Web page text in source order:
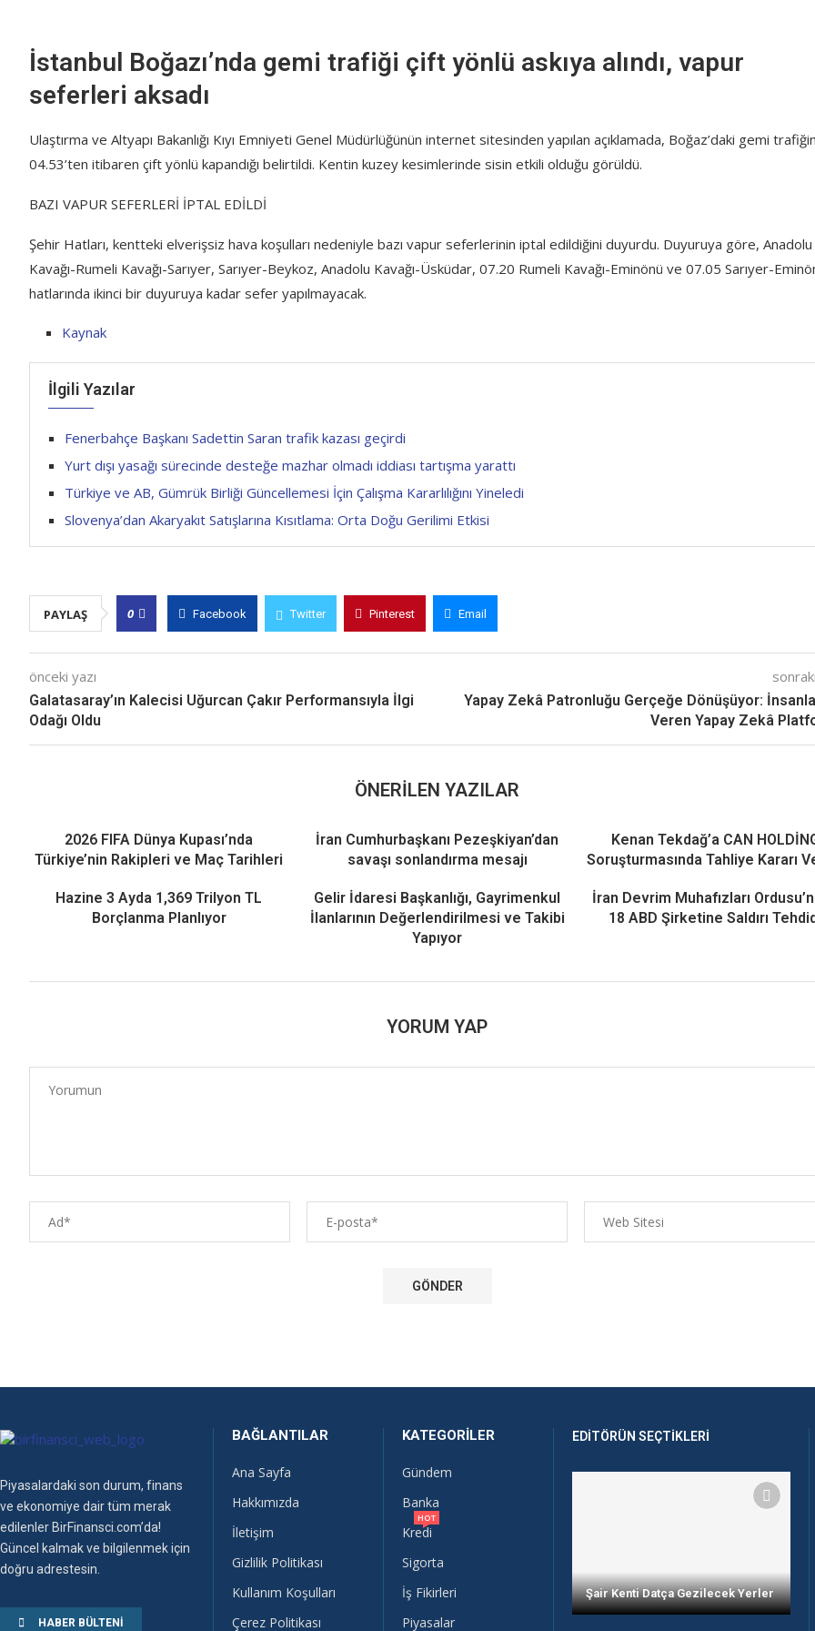
İstanbul Boğazı’nda gemi trafiği çift yönlü askıya alındı, vapur
seferleri aksadı
Ulaştırma ve Altyapı Bakanlığı Kıyı Emniyeti Genel Müdürlüğünün internet sitesinden yapılan açıklamada, Boğaz’daki gemi
04.53’ten itibaren çift yönlü kapandığı belirtildi. Kentin kuzey kesimlerinde sisin etkili olduğu görüldü.
BAZI VAPUR SEFERLERİ İPTAL EDİLDİ
Şehir Hatları, kentteki elverişsiz hava koşulları nedeniyle bazı vapur seferlerinin iptal edildiğini duyurdu. Duyuruya göre, Anadolu
Kavağı-Rumeli Kavağı-Sarıyer, Sarıyer-Beykoz, Anadolu Kavağı-Üsküdar, 07.20 Rumeli Kavağı-Eminönü ve 07.05 Sarıyer-
hatlarında ikinci bir duyuruya kadar sefer yapılmayacak.
Kaynak
İlgili Yazılar
Fenerbahçe Başkanı Sadettin Saran trafik kazası geçirdi
Yurt dışı yasağı sürecinde desteğe mazhar olmadı iddiası tartışma yarattı
Türkiye ve AB, Gümrük Birliği Güncellemesi İçin Çalışma Kararlılığını Yineledi
Slovenya’dan Akaryakıt Satışlarına Kısıtlama: Orta Doğu Gerilimi Etkisi
PAYLAŞ 0 Facebook Twitter Pinterest Email
önceki yazı
Galatasaray’ın Kalecisi Uğurcan Çakır Performansıyla İlgi
Odağı Oldu
Yapay Zekâ Patronluğu Gerçeğe Dönüşüyor:
Veren Yapay Zekâ
ÖNERILEN YAZILAR
2026 FIFA Dünya Kupası’nda
Türkiye’nin Rakipleri ve Maç Tarihleri
İran Cumhurbaşkanı Pezeşkiyan’dan
savaşı sonlandırma mesajı
Kenan Tekdağ’a CAN
Soruşturmasında Tahliye Kararı
Hazine 3 Ayda 1,369 Trilyon TL
Borçlanma Planlıyor
Gelir İdaresi Başkanlığı, Gayrimenkul
İlanlarının Değerlendirilmesi ve Takibi
Yapıyor
İran Devrim Muhafızları
18 ABD Şirketine Saldırı
YORUM YAP
Piyasalardaki son durum, finans
ve ekonomiye dair tüm merak
edilenler BirFinansci.com’da!
Güncel kalmak ve bilgilenmek için
doğru adrestesin.
HABER BÜLTENI
BAĞLANTILAR
Ana Sayfa
Hakkımızda
İletişim
Gizlilik Politikası
Kullanım Koşulları
Çerez Politikası
KATEGORILER
Gündem
Banka
Kredi
HOT
Sigorta
İş Fikirleri
Piyasalar
EDITÖRÜN SEÇTIKLERI
Şair Kenti Datça Gezilecek Yerler